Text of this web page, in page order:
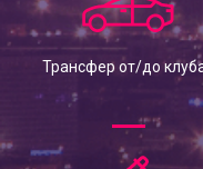
Трансфер от/до